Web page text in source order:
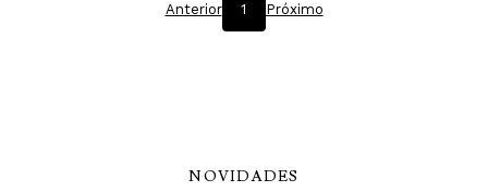
Anterior 1 Próximo
NOVIDADES